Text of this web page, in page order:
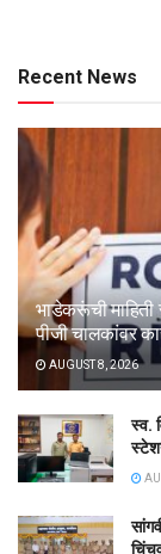
Recent News
भाडेकरूंची
पीजी चालकांवर
AUGUST 8, 2026
स्व.